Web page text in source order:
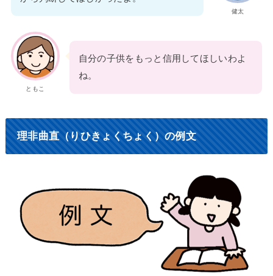
健太
ともこ
自分の子供をもっと信用してほしいわよ
ね。
理非曲直（りひきょくちょく）の例文